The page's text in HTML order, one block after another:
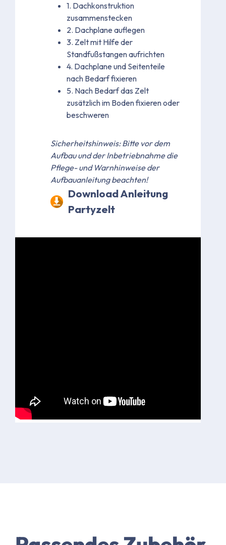
1. Dachkonstruktion
zusammenstecken
2. Dachplane auflegen
3. Zelt mit Hilfe der
Standfußstangen aufrichten
4. Dachplane und Seitenteile
nach Bedarf fixieren
5. Nach Bedarf das Zelt
zusätzlich im Boden fixieren oder
beschweren
Sicherheitshinweis: Bitte vor dem
Aufbau und der Inbetriebnahme die
Pflege- und Warnhinweise der
Aufbauanleitung beachten!
Download Anleitung
Partyzelt